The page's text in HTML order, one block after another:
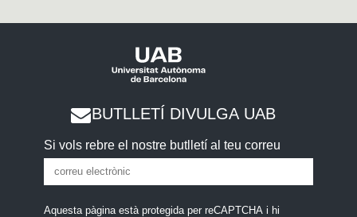
BUTLLETÍ DIVULGA UAB
Si vols rebre el nostre butlletí al teu correu
Aquesta pàgina està protegida per reCAPTCHA i hi